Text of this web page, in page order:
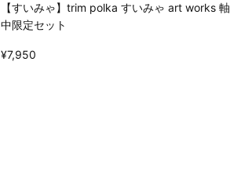
【すいみゃ】trim polka すいみゃ art works 軸
中限定セット
¥7,950